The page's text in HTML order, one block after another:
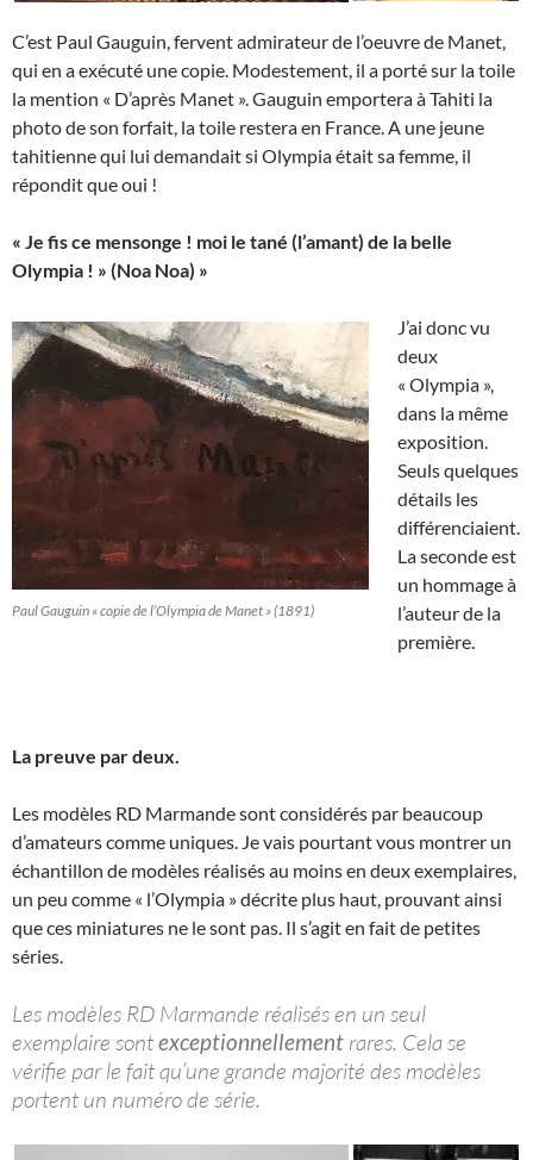
C’est Paul Gauguin, fervent admirateur de l’oeuvre de Manet,
qui en a exécuté une copie. Modestement, il a porté sur la toile
la mention « D’après Manet ». Gauguin emportera à Tahiti la
photo de son forfait, la toile restera en France. A une jeune
tahitienne qui lui demandait si Olympia était sa femme, il
répondit que oui !
« Je fis ce mensonge ! moi le tané (l’amant) de la belle
Olympia ! » (Noa Noa) »
Paul Gauguin « copie de l’Olympia de Manet » (1891)
J’ai donc vu
deux
« Olympia »,
dans la même
exposition.
Seuls quelques
détails les
différenciaient.
La seconde est
un hommage à
l’auteur de la
première.
La preuve par deux.
Les modèles RD Marmande sont considérés par beaucoup
d’amateurs comme uniques. Je vais pourtant vous montrer un
échantillon de modèles réalisés au moins en deux exemplaires,
un peu comme « l’Olympia » décrite plus haut, prouvant ainsi
que ces miniatures ne le sont pas. Il s’agit en fait de petites
séries.
Les modèles RD Marmande réalisés en un seul
exemplaire sontexceptionnellement rares. Cela se
vérifie par le fait qu’une grande majorité des modèles
portent un numéro de série.